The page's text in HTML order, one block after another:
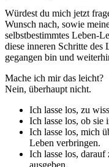
Würdest du mich jetzt
Wunsch nach, sowie
selbstbestimmtes Leben-
diese inneren Schritte des
gegangen bin und
Mache ich mir das leicht?
Nein, überhaupt nicht.
Ich lasse los, zu
Ich lasse los, ob sie
Ich lasse los, mich
Leben verbringen.
Ich lasse los,